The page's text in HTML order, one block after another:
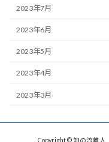
2023年7月
2023年6月
2023年5月
2023年4月
2023年3月
Copyright © 知の流離人